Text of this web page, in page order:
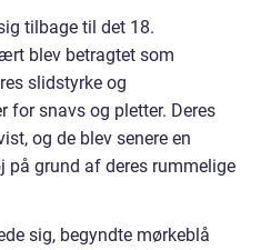
tilbage til det 18.
blev betragtet som
slidstyrke og
for snavs og pletter. Deres
og de blev senere en
grund af deres rummelige
sig, begyndte mørkeblå